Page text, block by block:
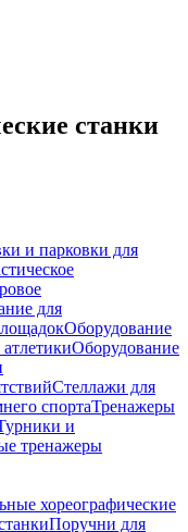
станки
и парковки для
для
Оборудование
Оборудование
Стеллажи для
спортаТренажеры
и
тренажеры
хореографические
Поручни для